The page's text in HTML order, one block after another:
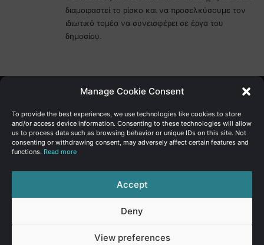
Manage Cookie Consent
To provide the best experiences, we use technologies like cookies to store
and/or access device information. Consenting to these technologies will allow
us to process data such as browsing behavior or unique IDs on this site. Not
consenting or withdrawing consent, may adversely affect certain features and
functions. Read more
Accept
Deny
View preferences
διαμοιραστεί το ρίσκο και να προσελκύσουμε τον
ιδιωτικό τομέα να συνεισφέρει σε έργα του
δημοσίου.
Γενική Διεύθυνση Ανάπτυξης
Υπουργείο Οικονομικών | Κυπριακή Δημοκρατία
Ιστ: